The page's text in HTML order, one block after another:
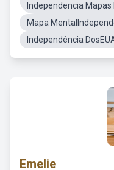
Independencia Mapas
Mapa
Independência
Emelie